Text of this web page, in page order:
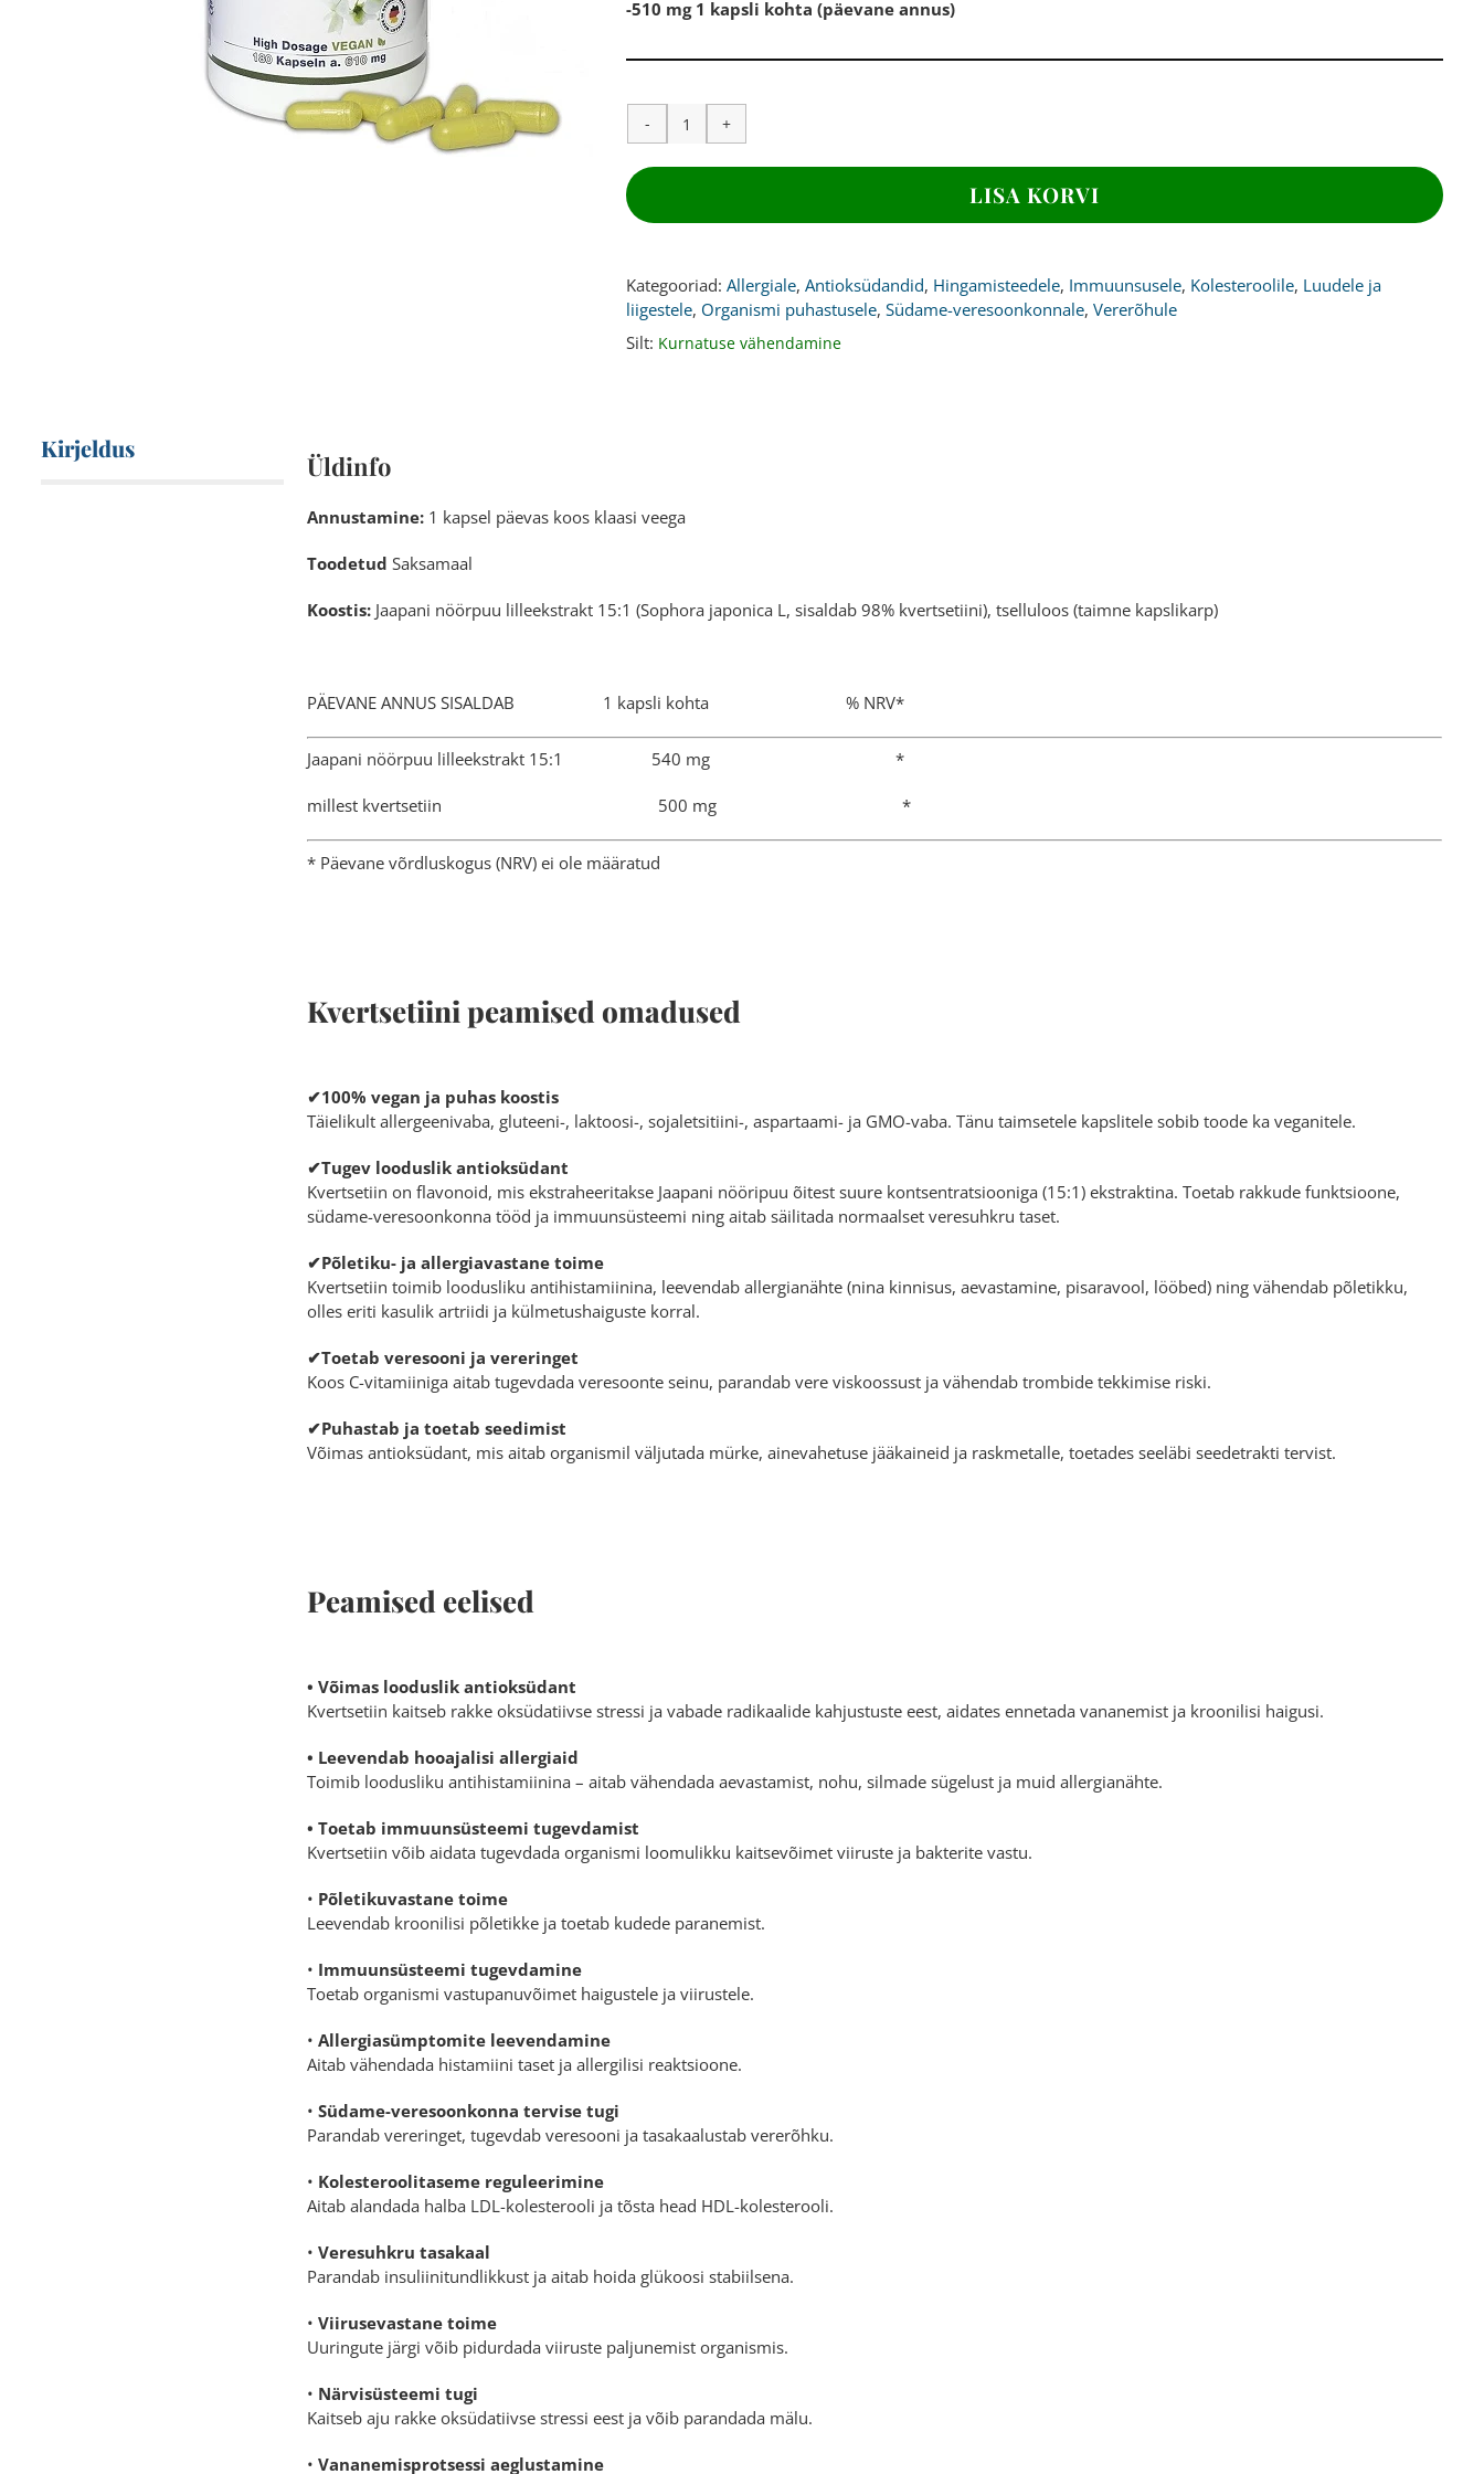
-510 mg 1 kapsli kohta (päevane annus)
KVERTSETIIN,
LISA KORVI
Kategooriad: Allergiale, Antioksüdandid, Hingamisteedele, Immuunsusele, Kolesteroolile, Luudele ja
liigestele, Organismi puhastusele, Südame-veresoonkonnale, Vererõhule
Silt: Kurnatuse vähendamine
Kirjeldus
Üldinfo
Annustamine: 1 kapsel päevas koos klaasi veega
Toodetud Saksamaal
Koostis: Jaapani nöörpuu lilleekstrakt 15:1 (Sophora japonica L, sisaldab 98% kvertsetiini), tselluloos (taimne kapslikarp)
PÄEVANE ANNUS SISALDAB 1 kapsli kohta % NRV*
Jaapani nöörpuu lilleekstrakt 15:1 540 mg *
millest kvertsetiin 500 mg *
* Päevane võrdluskogus (NRV) ei ole määratud
Kvertsetiini peamised omadused
✔100% vegan ja puhas koostis
Täielikult allergeenivaba, gluteeni-, laktoosi-, sojaletsitiini-, aspartaami- ja GMO-vaba. Tänu taimsetele kapslitele sobib toode ka veganitele.
✔Tugev looduslik antioksüdant
Kvertsetiin on flavonoid, mis ekstraheeritakse Jaapani nööripuu õitest suure kontsentratsiooniga (15:1) ekstraktina. Toetab rakkude funktsioone,
südame-veresoonkonna tööd ja immuunsüsteemi ning aitab säilitada normaalset veresuhkru taset.
✔Põletiku- ja allergiavastane toime
Kvertsetiin toimib loodusliku antihistamiinina, leevendab allergianähte (nina kinnisus, aevastamine, pisaravool, lööbed) ning vähendab põletikku,
olles eriti kasulik artriidi ja külmetushaiguste korral.
✔Toetab veresooni ja vereringet
Koos C-vitamiiniga aitab tugevdada veresoonte seinu, parandab vere viskoossust ja vähendab trombide tekkimise riski.
✔Puhastab ja toetab seedimist
Võimas antioksüdant, mis aitab organismil väljutada mürke, ainevahetuse jääkaineid ja raskmetalle, toetades seeläbi seedetrakti tervist.
Peamised eelised
• Võimas looduslik antioksüdant
Kvertsetiin kaitseb rakke oksüdatiivse stressi ja vabade radikaalide kahjustuste eest, aidates ennetada vananemist ja kroonilisi haigusi.
• Leevendab hooajalisi allergiaid
Toimib loodusliku antihistamiinina – aitab vähendada aevastamist, nohu, silmade sügelust ja muid allergianähte.
• Toetab immuunsüsteemi tugevdamist
Kvertsetiin võib aidata tugevdada organismi loomulikku kaitsevõimet viiruste ja bakterite vastu.
• Põletikuvastane toime
Leevendab kroonilisi põletikke ja toetab kudede paranemist.
• Immuunsüsteemi tugevdamine
Toetab organismi vastupanuvõimet haigustele ja viirustele.
• Allergiasümptomite leevendamine
Aitab vähendada histamiini taset ja allergilisi reaktsioone.
• Südame-veresoonkonna tervise tugi
Parandab vereringet, tugevdab veresooni ja tasakaalustab vererõhku.
• Kolesteroolitaseme reguleerimine
Aitab alandada halba LDL-kolesterooli ja tõsta head HDL-kolesterooli.
• Veresuhkru tasakaal
Parandab insuliinitundlikkust ja aitab hoida glükoosi stabiilsena.
• Viirusevastane toime
Uuringute järgi võib pidurdada viiruste paljunemist organismis.
• Närvisüsteemi tugi
Kaitseb aju rakke oksüdatiivse stressi eest ja võib parandada mälu.
• Vananemisprotsessi aeglustamine